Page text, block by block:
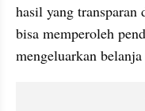
hasil yang transparan
bisa memperoleh
mengeluarkan